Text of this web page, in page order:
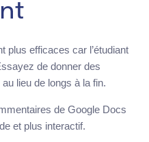
plus efficaces car l’étudiant
de donner des
lieu de longs à la fin.
de Google Docs
et plus interactif.